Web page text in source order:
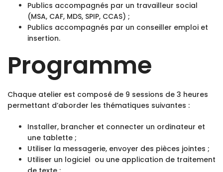
Publics accompagnés par un travailleur social
(MSA, CAF, MDS, SPIP, CCAS) ;
Publics accompagnés par un conseiller emploi et
insertion.
Programme
Chaque atelier est composé de 9 sessions de 3 heures
permettant d’aborder les thématiques suivantes :
Installer, brancher et connecter un ordinateur et
une tablette ;
Utiliser la messagerie, envoyer des pièces jointes ;
Utiliser un logiciel ou une application de traitement